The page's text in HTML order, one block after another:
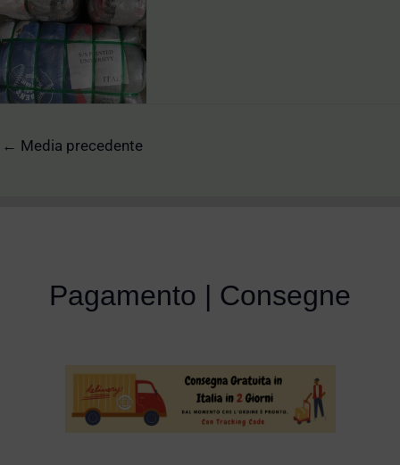
← Media precedente
Pagamento | Consegne